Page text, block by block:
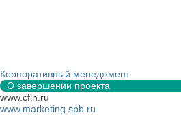
Корпоративный менеджмент
О завершении проекта
www.cfin.ru
www.marketing.spb.ru